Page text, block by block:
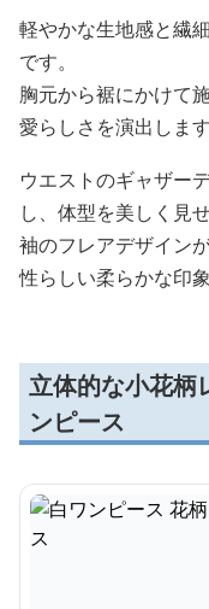
軽やかな生地感と繊
です。
胸元から裾にかけて
愛らしさを演出します
ウエストのギャザー
し、体型を美しく見
袖のフレアデザイン
性らしい柔らかな印
立体的な小花柄
ンピース